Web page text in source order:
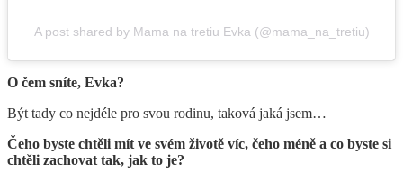
A post shared by Mama na tretiu Evka (@mama_na_tretiu)
O čem sníte, Evka?
Být tady co nejdéle pro svou rodinu, taková jaká jsem…
Čeho byste chtěli mít ve svém životě víc, čeho méně a co byste si
chtěli zachovat tak, jak to je?